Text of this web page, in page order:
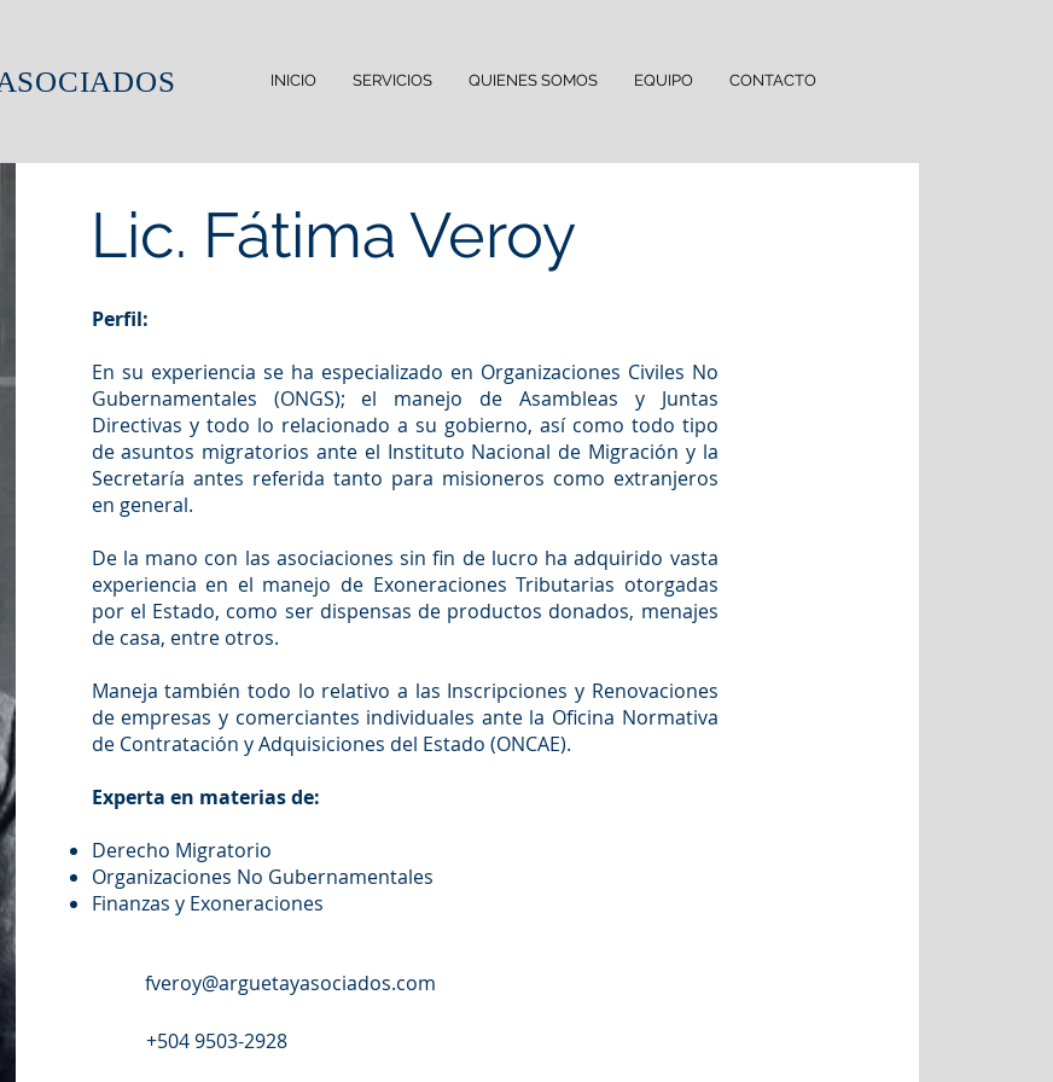
INICIO SERVICIOS QUIENES SOMOS EQUIPO CONTACTO
Lic. Fátima Veroy
Perfil:
En su experiencia se ha especializado en Organizaciones Civiles No
Gubernamentales (ONGS); el manejo de Asambleas y Juntas
Directivas y todo lo relacionado a su gobierno, así como todo tipo
de asuntos migratorios ante el Instituto Nacional de Migración y la
Secretaría antes referida tanto para misioneros como extranjeros
en general.
De la mano con las asociaciones sin fin de lucro ha adquirido vasta
experiencia en el manejo de Exoneraciones Tributarias otorgadas
por el Estado, como ser dispensas de productos donados, menajes
de casa, entre otros.
Maneja también todo lo relativo a las Inscripciones y Renovaciones
de empresas y comerciantes individuales ante la Oficina Normativa
de Contratación y Adquisiciones del Estado (ONCAE).
Experta en materias de:
Derecho Migratorio
Organizaciones No Gubernamentales
Finanzas y Exoneraciones
fveroy@arguetayasociados.com
+504 9503-2928